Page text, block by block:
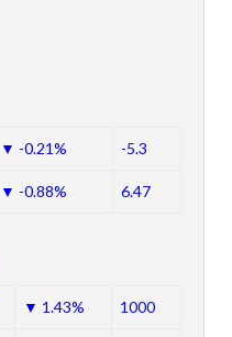
▼ -0.21% -5.3
▼ -0.88% 6.47
▼ 1.43% 1000